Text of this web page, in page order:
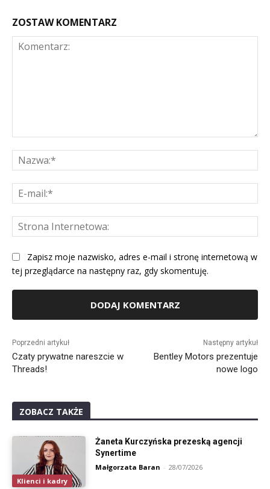
ZOSTAW KOMENTARZ
Zapisz moje nazwisko, adres e-mail i stronę internetową w
tej przeglądarce na następny raz, gdy skomentuję.
Poprzedni artykuł
Czaty prywatne nareszcie w
Threads!
Następny artykuł
Bentley Motors prezentuje
nowe logo
ZOBACZ TAKŻE
Klienci i kadry
Żaneta Kurczyńska prezeską agencji
Synertime
Małgorzata Baran - 28/07/2026